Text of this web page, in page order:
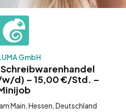
GmbH
d) – 15,00 €/Std. –
Main, Hessen, Deutschland